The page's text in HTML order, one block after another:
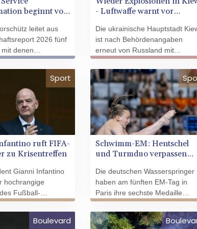
zu ihrer
sagte der
Knut
den Zeitungen der
und sich dabei verdächtig
verhalten habe, erklärte am
Dienstag (Ortszeit) die Polizei.
Am Abend wollte Trump den
Golfklub besuchen.
beginnt vor
leitet aus
2026 fünf
denen
Service, Prozesse
- Luftwaffe warnt vor
Die ukrainische Hauptstadt
ist nach Behördenangaben
erneut von Russland mit
ballistischen Raketen
worden. Reporter der
Nachrichtenagentur AFP
berichteten in der Nacht zum
Mittwoch von mehreren
Explosionen. Kurz zuvor hatte
die ukrainische Luftwaffe
dass mehrere ballistische
Raketen im Anflug seien.
Sport
ruft FIFA-
zu Krisentreffen
Gianni Infantino
hochrangige
Fußball-
zu einer
in die
Hauptstadt
Schwimm-EM: Hentschel
und Turmduo verpassen
Die deutschen Wasserspringer
haben am fünften EM-Tag in
Paris ihre sechste Medaille
verpasst. Lena Hentschel kam
zwei Tage nach Bronze im
Mixed-Synchron im Einzelfinale
Boulevard